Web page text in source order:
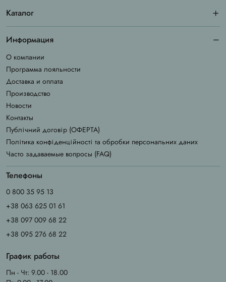
Каталог
Информация
О компании
Программа лояльности
Доставка и оплата
Производство
Новости
Контакты
Публічний договір (ОФЕРТА)
Політика конфіденційності та обробки персональних даних
Часто задаваемые вопросы (FAQ)
Телефоны
0 800 35 95 13
+38 063 625 01 61
+38 097 009 68 22
+38 095 276 68 22
График работы
Пн - Чт: 9.00 - 18.00